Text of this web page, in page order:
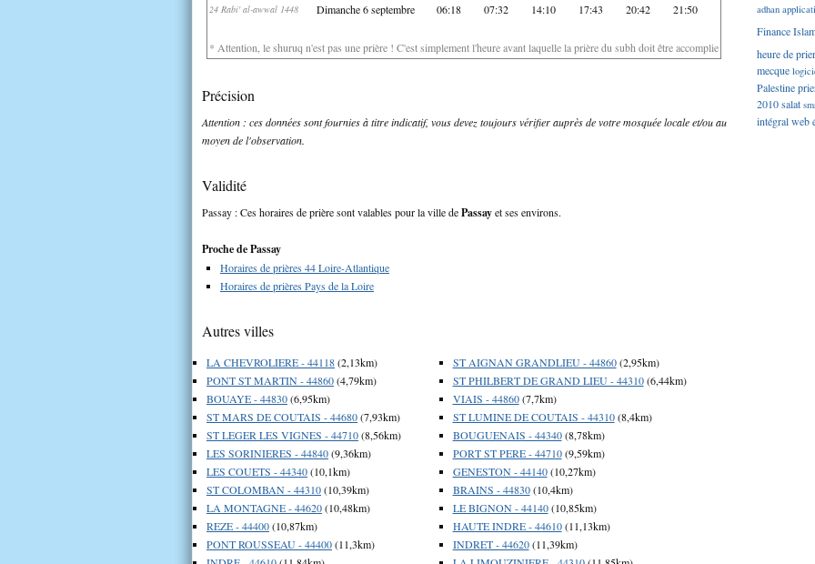
24 Rabi' al-awwal 1448 Dimanche 6 septembre 06:18 07:32 14:10 17:43 20:42 21:50
* Attention, le shuruq n'est pas une prière ! C'est simplement l'heure avant laquelle la prière du subh doit être accomplie
Précision
Attention : ces données sont fournies à titre indicatif, vous devez toujours vérifier auprès de votre mosquée locale et/ou au
moyen de l'observation.
Validité
Passay : Ces horaires de prière sont valables pour la ville dePassayet ses environs.
Proche de Passay
Horaires de prières 44 Loire-Atlantique
Horaires de prières Pays de la Loire
Autres villes
LA CHEVROLIERE - 44118(2,13km)
PONT ST MARTIN - 44860(4,79km)
BOUAYE - 44830(6,95km)
ST MARS DE COUTAIS - 44680(7,93km)
ST LEGER LES VIGNES - 44710(8,56km)
LES SORINIERES - 44840(9,36km)
LES COUETS - 44340(10,1km)
ST COLOMBAN - 44310(10,39km)
LA MONTAGNE - 44620(10,48km)
REZE - 44400(10,87km)
PONT ROUSSEAU - 44400(11,3km)
ST AIGNAN GRANDLIEU - 44860(2,95km)
ST PHILBERT DE GRAND LIEU - 44310(6,44km)
VIAIS - 44860(7,7km)
ST LUMINE DE COUTAIS - 44310(8,4km)
BOUGUENAIS - 44340(8,78km)
PORT ST PERE - 44710(9,59km)
GENESTON - 44140(10,27km)
BRAINS - 44830(10,4km)
LE BIGNON - 44140(10,85km)
HAUTE INDRE - 44610(11,13km)
INDRET - 44620(11,39km)
adhan
Finance
heure de
mecque
Palestine
2010salat
intégralweb